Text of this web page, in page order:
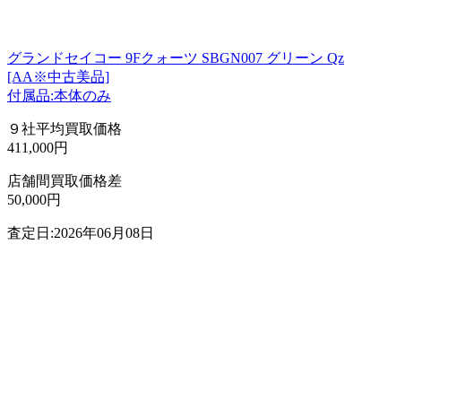
グランドセイコー 9Fクォーツ SBGN007 グリーン Qz
[AA※中古美品]
付属品:本体のみ
９社平均買取価格
411,000円
店舗間買取価格差
50,000円
査定日:2026年06月08日